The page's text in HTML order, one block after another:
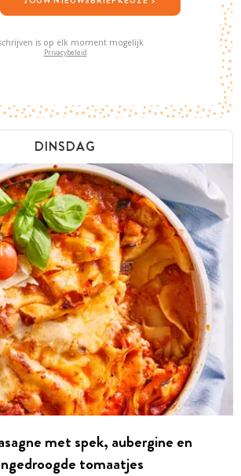
is op elk moment mogelijk
Privacybeleid
DINSDAG
met spek, aubergine en
tomaatjes